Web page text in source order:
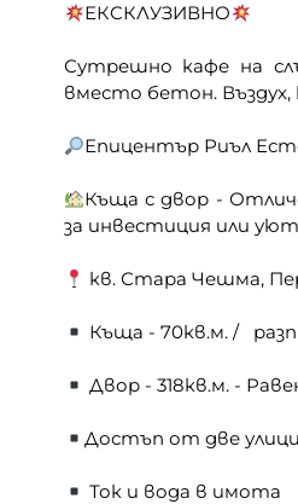
ЕКСКЛУЗИВНО
Сутрешно кафе на
вместо бетон. Въздух,
Епицентър Риъл
Къща с двор -
за инвестиция или
кв. Стара Чешма,
Къща - 70кв.м. /
Двор - 318кв.м. -
Достъп от две улици
Ток и вода в имота